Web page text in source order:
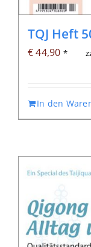
TQJ Heft
€44,90 *
In den